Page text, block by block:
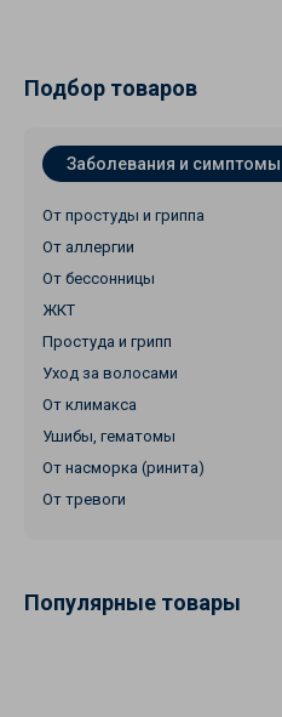
Подбор товаров
Заболевания и симптомы
От простуды и гриппа
От аллергии
От бессонницы
ЖКТ
Простуда и грипп
Уход за волосами
От климакса
Ушибы, гематомы
От насморка (ринита)
От тревоги
Популярные товары